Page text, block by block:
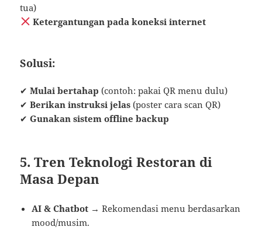
tua)
Ketergantungan pada koneksi internet
Solusi:
✔Mulai bertahap (contoh: pakai QR menu dulu)
✔Berikan instruksi jelas (poster cara scan QR)
✔Gunakan sistem offline backup
5. Tren Teknologi Restoran di
Masa Depan
AI & Chatbot → Rekomendasi menu berdasarkan
mood/musim.